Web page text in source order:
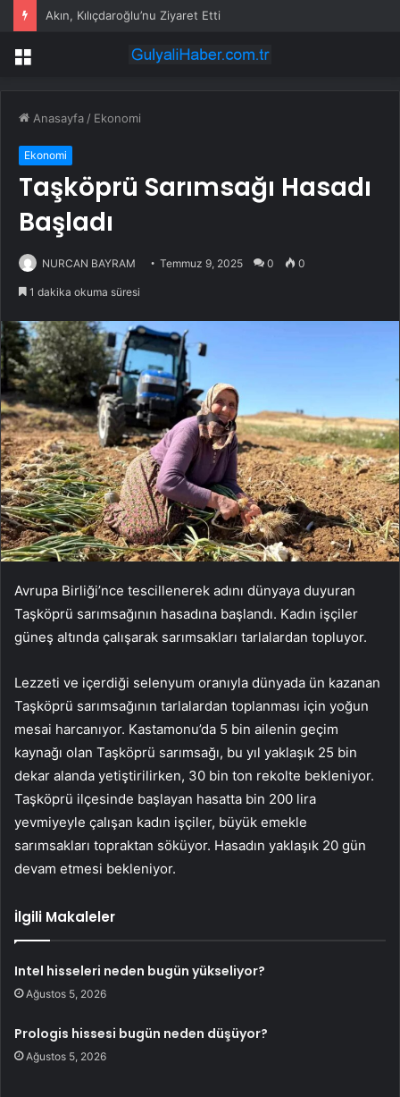
Akın, Kılıçdaroğlu’nu Ziyaret Etti
Menü
Anasayfa / Ekonomi
Ekonomi
Taşköprü Sarımsağı Hasadı
Başladı
NURCAN BAYRAM Temmuz 9, 2025 0 0
1 dakika okuma süresi
Avrupa Birliği’nce tescillenerek adını dünyaya duyuran
Taşköprü sarımsağının hasadına başlandı. Kadın işçiler
güneş altında çalışarak sarımsakları tarlalardan topluyor.
Lezzeti ve içerdiği selenyum oranıyla dünyada ün kazanan
Taşköprü sarımsağının tarlalardan toplanması için yoğun
mesai harcanıyor. Kastamonu’da 5 bin ailenin geçim
kaynağı olan Taşköprü sarımsağı, bu yıl yaklaşık 25 bin
dekar alanda yetiştirilirken, 30 bin ton rekolte bekleniyor.
Taşköprü ilçesinde başlayan hasatta bin 200 lira
yevmiyeyle çalışan kadın işçiler, büyük emekle
sarımsakları topraktan söküyor. Hasadın yaklaşık 20 gün
devam etmesi bekleniyor.
İlgili Makaleler
Intel hisseleri neden bugün yükseliyor?
Ağustos 5, 2026
Prologis hissesi bugün neden düşüyor?
Ağustos 5, 2026